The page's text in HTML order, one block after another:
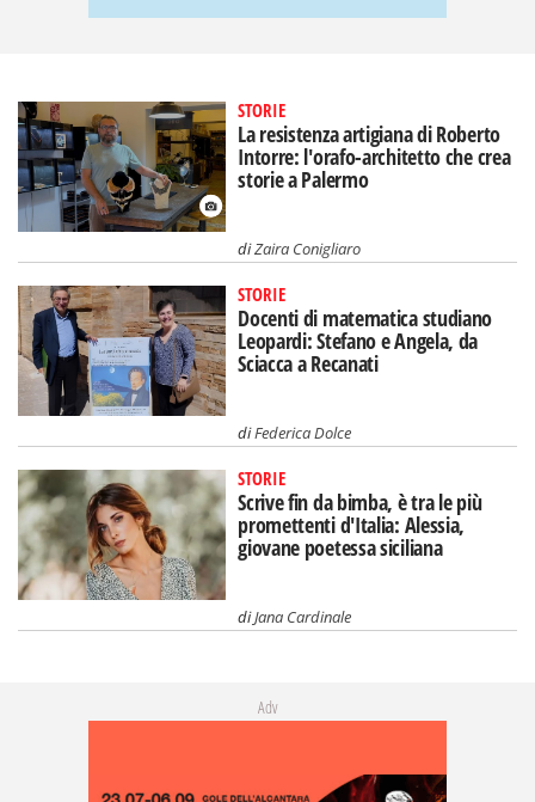
STORIE
La resistenza artigiana di Roberto
Intorre: l'orafo-architetto che crea
storie a Palermo
diZaira Conigliaro
STORIE
Docenti di matematica studiano
Leopardi: Stefano e Angela, da
Sciacca a Recanati
diFederica Dolce
STORIE
Scrive fin da bimba, è tra le più
promettenti d'Italia: Alessia,
giovane poetessa siciliana
diJana Cardinale
Adv